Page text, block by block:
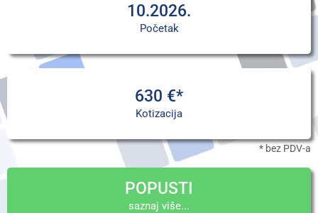
10.2026.
Početak
630 €*
Kotizacija
* bez PDV-a
POPUSTI
saznaj više...